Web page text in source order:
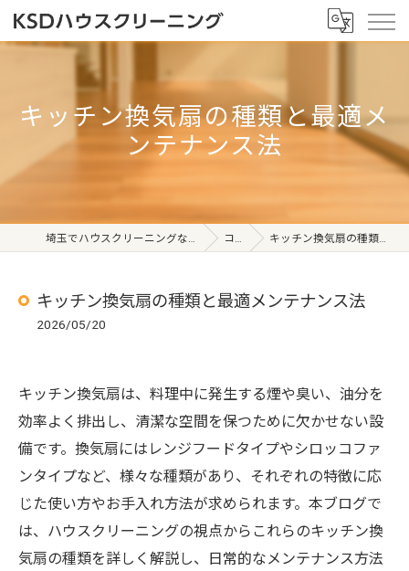
キッチン換気扇の種類と最適メ
ンテナンス法
埼玉でハウスクリーニングならKSDハウスクリーニング コラム キッチン換気扇の種類と最適メンテナンス法
キッチン換気扇の種類と最適メンテナンス法
2026/05/20
キッチン換気扇は、料理中に発生する煙や臭い、油分を
効率よく排出し、清潔な空間を保つために欠かせない設
備です。換気扇にはレンジフードタイプやシロッコファ
ンタイプなど、様々な種類があり、それぞれの特徴に応
じた使い方やお手入れ方法が求められます。本ブログで
は、ハウスクリーニングの視点からこれらのキッチン換
気扇の種類を詳しく解説し、日常的なメンテナンス方法